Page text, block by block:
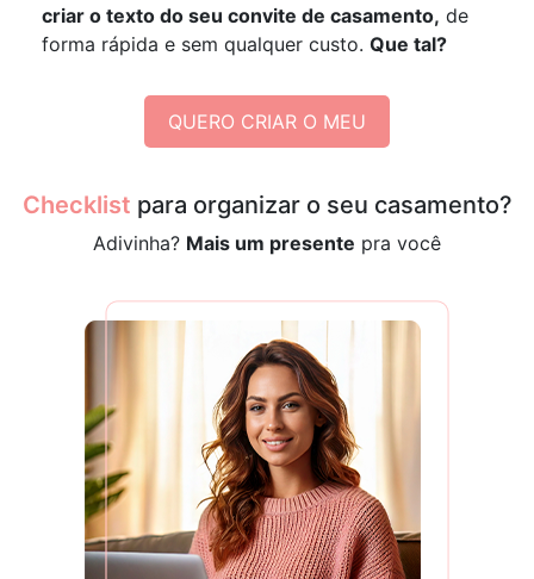
criar o texto do seu convite de casamento, de
forma rápida e sem qualquer custo. Que tal?
QUERO CRIAR O MEU
Checklist para organizar o seu casamento?
Adivinha? Mais um presente pra você